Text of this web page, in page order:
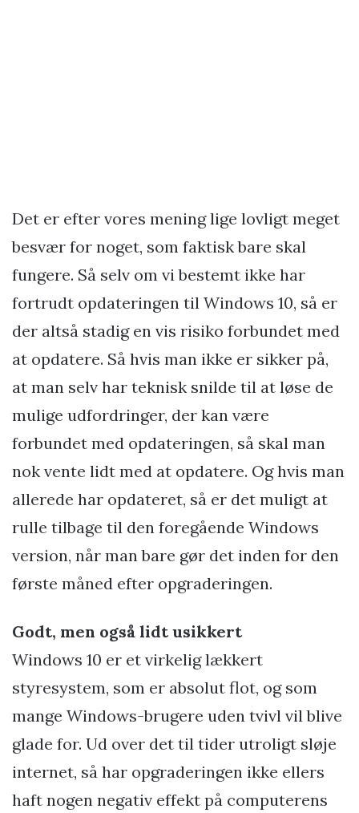
Det er efter vores mening lige lovligt meget
besvær for noget, som faktisk bare skal
fungere. Så selv om vi bestemt ikke har
fortrudt opdateringen til Windows 10, så er
der altså stadig en vis risiko forbundet med
at opdatere. Så hvis man ikke er sikker på,
at man selv har teknisk snilde til at løse de
mulige udfordringer, der kan være
forbundet med opdateringen, så skal man
nok vente lidt med at opdatere. Og hvis man
allerede har opdateret, så er det muligt at
rulle tilbage til den foregående Windows
version, når man bare gør det inden for den
første måned efter opgraderingen.
Godt, men også lidt usikkert
Windows 10 er et virkelig lækkert
styresystem, som er absolut flot, og som
mange Windows-brugere uden tvivl vil blive
glade for. Ud over det til tider utroligt sløje
internet, så har opgraderingen ikke ellers
haft nogen negativ effekt på computerens